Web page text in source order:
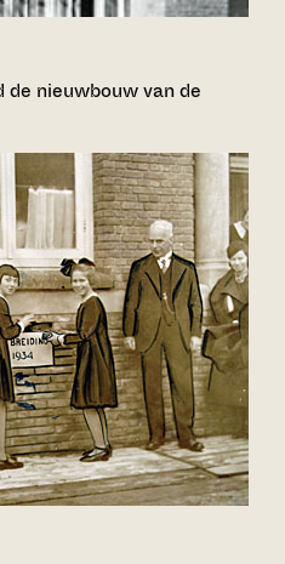
nieuwbouw van de